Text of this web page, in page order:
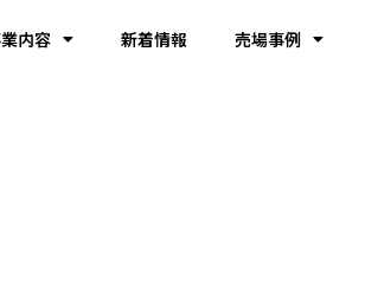
内容 新着情報 売場事例